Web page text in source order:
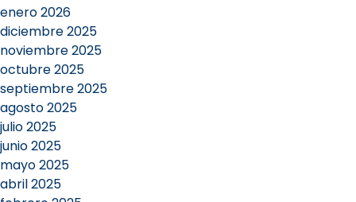
enero 2026
diciembre 2025
noviembre 2025
octubre 2025
septiembre 2025
agosto 2025
julio 2025
junio 2025
mayo 2025
abril 2025